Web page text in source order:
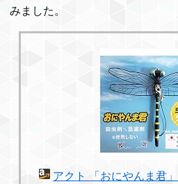
みました。
アクト 「おにやんま君